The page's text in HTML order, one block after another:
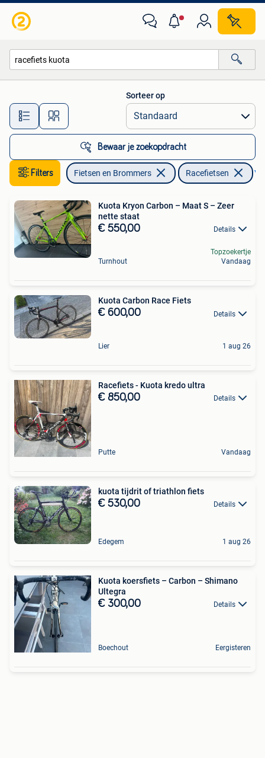
Alle afstanden…
Sorteer op
Bewaar je zoekopdracht
Filters Fietsen en Brommers Racefietsen
Kuota Kryon Carbon – Maat S – Zeer
nette staat
€ 550,00 Details
Turnhout
Topzoekertje
Vandaag
Kuota Carbon Race Fiets
€ 600,00 Details
Lier 1 aug 26
Racefiets - Kuota kredo ultra
€ 850,00 Details
Putte Vandaag
kuota tijdrit of triathlon fiets
€ 530,00 Details
Edegem 1 aug 26
Kuota koersfiets – Carbon – Shimano
Ultegra
€ 300,00 Details
Boechout Eergisteren